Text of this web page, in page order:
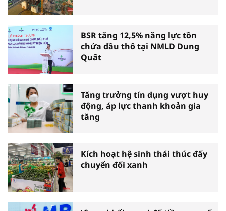
BSR tăng 12,5% năng lực tồn
chứa dầu thô tại NMLD Dung
Quất
Tăng trưởng tín dụng vượt huy
động, áp lực thanh khoản gia
tăng
Kích hoạt hệ sinh thái thúc đẩy
chuyển đổi xanh